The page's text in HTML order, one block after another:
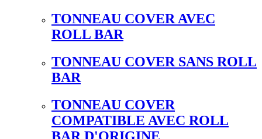
TONNEAU COVER AVEC
ROLL BAR
TONNEAU COVER SANS ROLL
BAR
TONNEAU COVER
COMPATIBLE AVEC ROLL